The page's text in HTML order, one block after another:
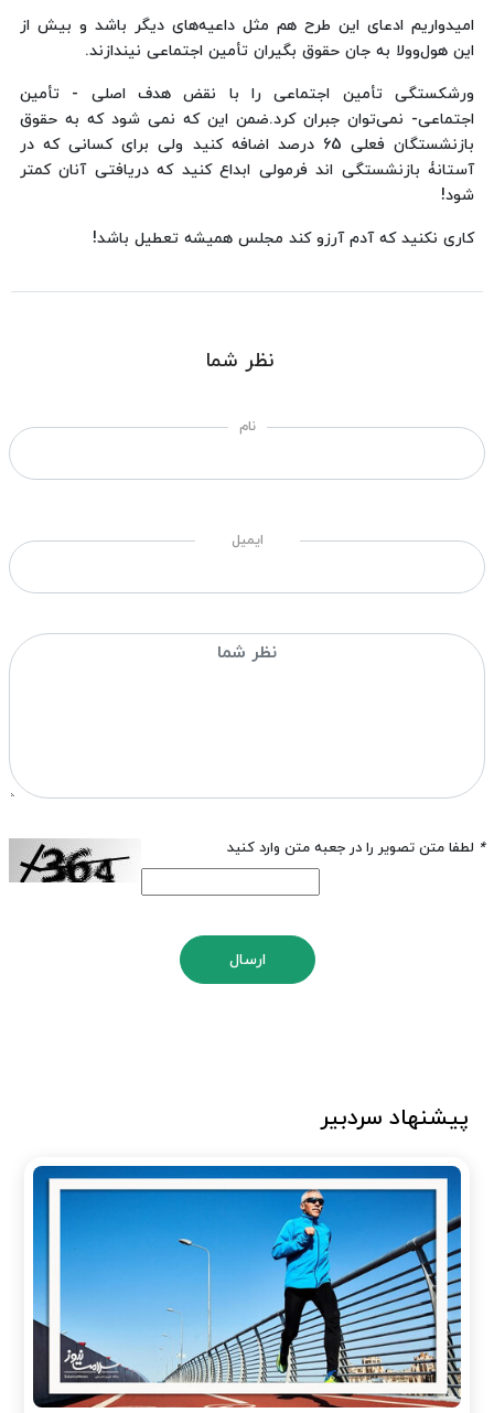
امیدواریم ادعای این طرح هم مثل داعیه‌های دیگر باشد و بیش از
این هول‌وولا به جان حقوق بگیران تأمین اجتماعی نیندازند.
ورشکستگی تأمین اجتماعی را با نقض هدف اصلی - تأمین
اجتماعی- نمی‌توان جبران کرد.ضمن این که نمی شود که به حقوق
بازنشستگان فعلی 65 درصد اضافه کنید ولی برای کسانی که در
آستانۀ بازنشستگی اند فرمولی ابداع کنید که دریافتی آنان کمتر
شود!
کاری نکنید که آدم آرزو کند مجلس همیشه تعطیل باشد!
نظر شما
نام
ایمیل
* لطفا متن تصویر را در جعبه متن وارد کنید
ارسال
پیشنهاد سردبیر